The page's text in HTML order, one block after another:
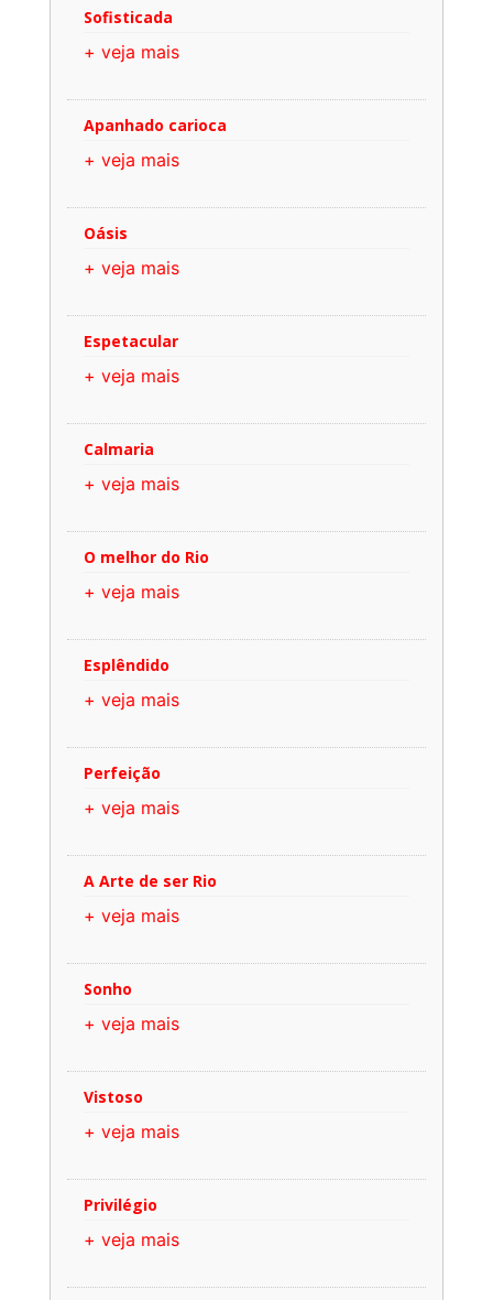
Sofisticada
+ veja mais
Apanhado carioca
+ veja mais
Oásis
+ veja mais
Espetacular
+ veja mais
Calmaria
+ veja mais
O melhor do Rio
+ veja mais
Esplêndido
+ veja mais
Perfeição
+ veja mais
A Arte de ser Rio
+ veja mais
Sonho
+ veja mais
Vistoso
+ veja mais
Privilégio
+ veja mais